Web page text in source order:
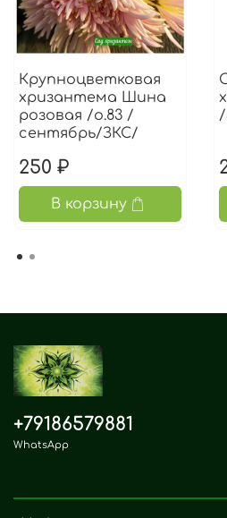
Крупноцветковая
хризантема Шина
розовая /о.83 /
сентябрь/ЗКС/
250 ₽
В корзину
+79186579881
WhatsApp